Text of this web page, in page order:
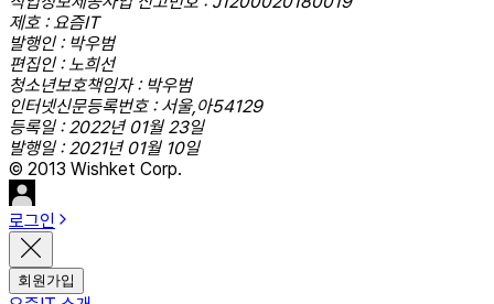
제호 : 요즘IT
발행인 : 박우범
편집인 : 노희선
청소년보호책임자 : 박우범
인터넷신문등록번호 : 서울,아54129
등록일 : 2022년 01월 23일
발행일 : 2021년 01월 10일
© 2013 Wishket Corp.
로그인
회원가입